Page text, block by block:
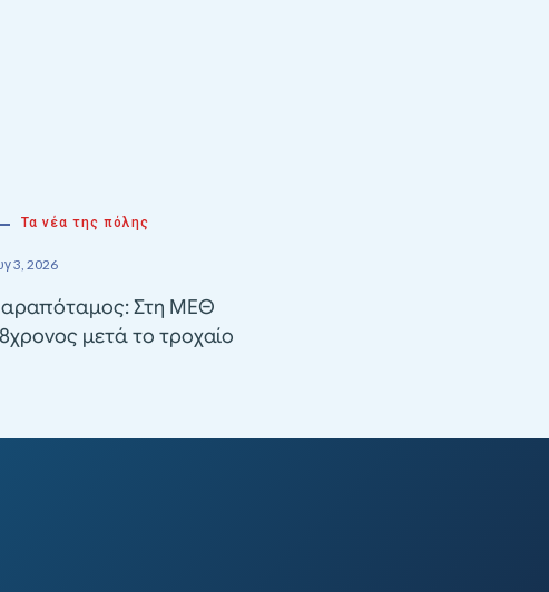
Τα νέα της πόλης
3, 2026
Στη ΜΕΘ
μετά το τροχαίο